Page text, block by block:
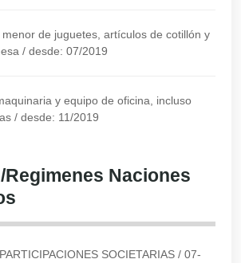
de juguetes, artículos de cotillón y
/ desde: 07/2019
y equipo de oficina, incluso
/ desde: 11/2019
Naciones
SOCIETARIAS / 07-